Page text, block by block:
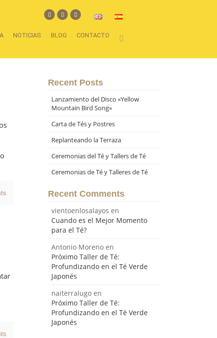
NOTICIAS BLOG CONTACTO
Recent Posts
Lanzamiento del Disco «Yellow
Mountain Bird Song»
Carta de Tés y Postres
Replanteando la Terraza
Ceremonias del Té y Tallers de Té
Ceremonias de Té y Talleres de Té
Recent Comments
vientoenlosalayos en
Cuando es el Mejor Momento
para el Té?
Antonio Morenoen
Próximo Taller de Té:
Profundizando en el Té Verde
Japonés
naiterralugoen
Próximo Taller de Té:
Profundizando en el Té Verde
Japonés